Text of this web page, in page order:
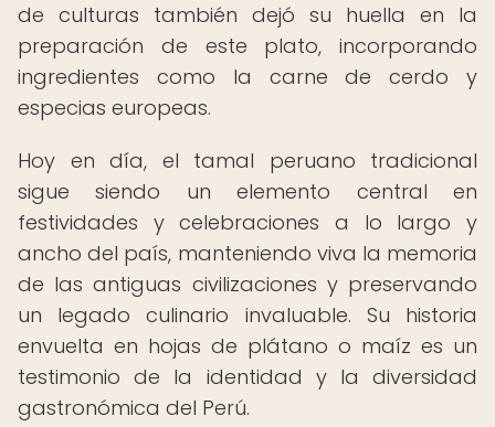
de culturas también dejó su huella en la
preparación de este plato, incorporando
ingredientes como la carne de cerdo y
especias europeas.
Hoy en día, el tamal peruano tradicional
sigue siendo un elemento central en
festividades y celebraciones a lo largo y
ancho del país, manteniendo viva la memoria
de las antiguas civilizaciones y preservando
un legado culinario invaluable. Su historia
envuelta en hojas de plátano o maíz es un
testimonio de la identidad y la diversidad
gastronómica del Perú.